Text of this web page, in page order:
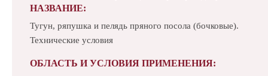
НАЗВАНИЕ:
Тугун, ряпушка и пелядь пряного посола (бочковые).
Технические условия
ОБЛАСТЬ И УСЛОВИЯ ПРИМЕНЕНИЯ: